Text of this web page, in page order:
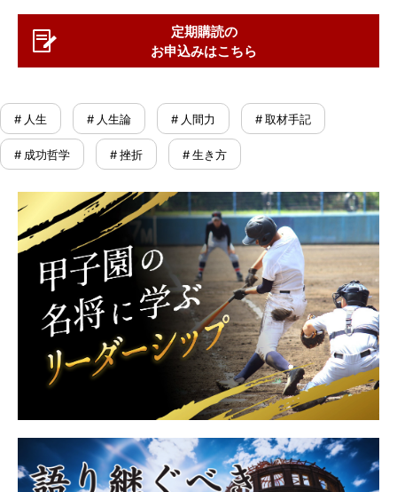
定期購読の
お申込みはこちら
# 人生 # 人生論 # 人間力 # 取材手記
# 成功哲学 # 挫折 # 生き方